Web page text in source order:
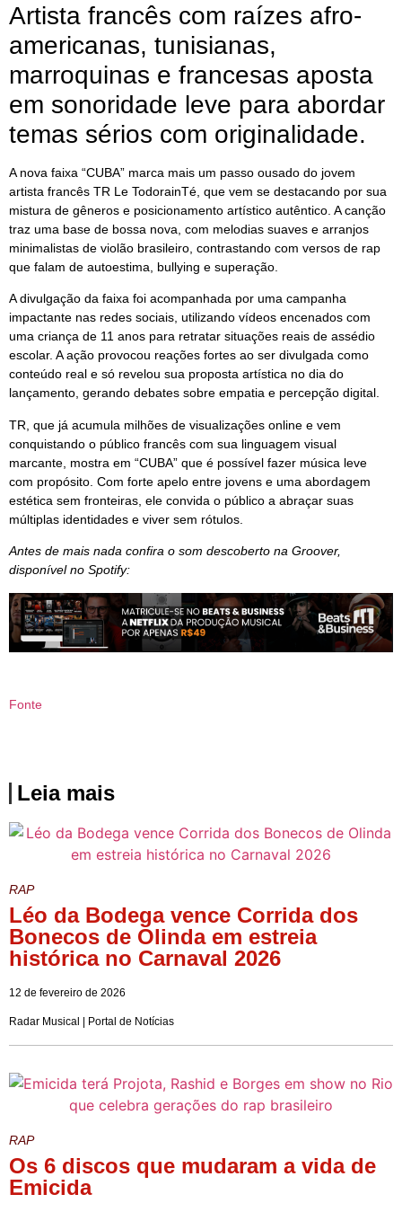
Artista francês com raízes afro-
americanas, tunisianas,
marroquinas e francesas aposta
em sonoridade leve para abordar
temas sérios com originalidade.
A nova faixa “CUBA” marca mais um passo ousado do jovem
artista francês TR Le TodorainTé, que vem se destacando por sua
mistura de gêneros e posicionamento artístico autêntico. A canção
traz uma base de bossa nova, com melodias suaves e arranjos
minimalistas de violão brasileiro, contrastando com versos de rap
que falam de autoestima, bullying e superação.
A divulgação da faixa foi acompanhada por uma campanha
impactante nas redes sociais, utilizando vídeos encenados com
uma criança de 11 anos para retratar situações reais de assédio
escolar. A ação provocou reações fortes ao ser divulgada como
conteúdo real e só revelou sua proposta artística no dia do
lançamento, gerando debates sobre empatia e percepção digital.
TR, que já acumula milhões de visualizações online e vem
conquistando o público francês com sua linguagem visual
marcante, mostra em “CUBA” que é possível fazer música leve
com propósito. Com forte apelo entre jovens e uma abordagem
estética sem fronteiras, ele convida o público a abraçar suas
múltiplas identidades e viver sem rótulos.
Antes de mais nada confira o som descoberto na Groover,
disponível no Spotify:
Fonte
Leia mais
RAP
Léo da Bodega vence Corrida dos
Bonecos de Olinda em estreia
histórica no Carnaval 2026
12 de fevereiro de 2026
Radar Musical | Portal de Notícias
RAP
Os 6 discos que mudaram a vida de
Emicida